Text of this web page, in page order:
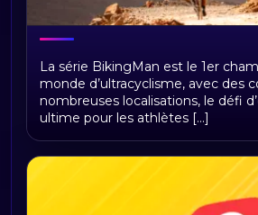
BikingMan Direct : toute
du championnat du
d'ultracyclisme sur Radio
La série BikingMan est le 1er
monde d’ultracyclisme, avec des
nombreuses localisations, le défi
ultime pour les athlètes [...]